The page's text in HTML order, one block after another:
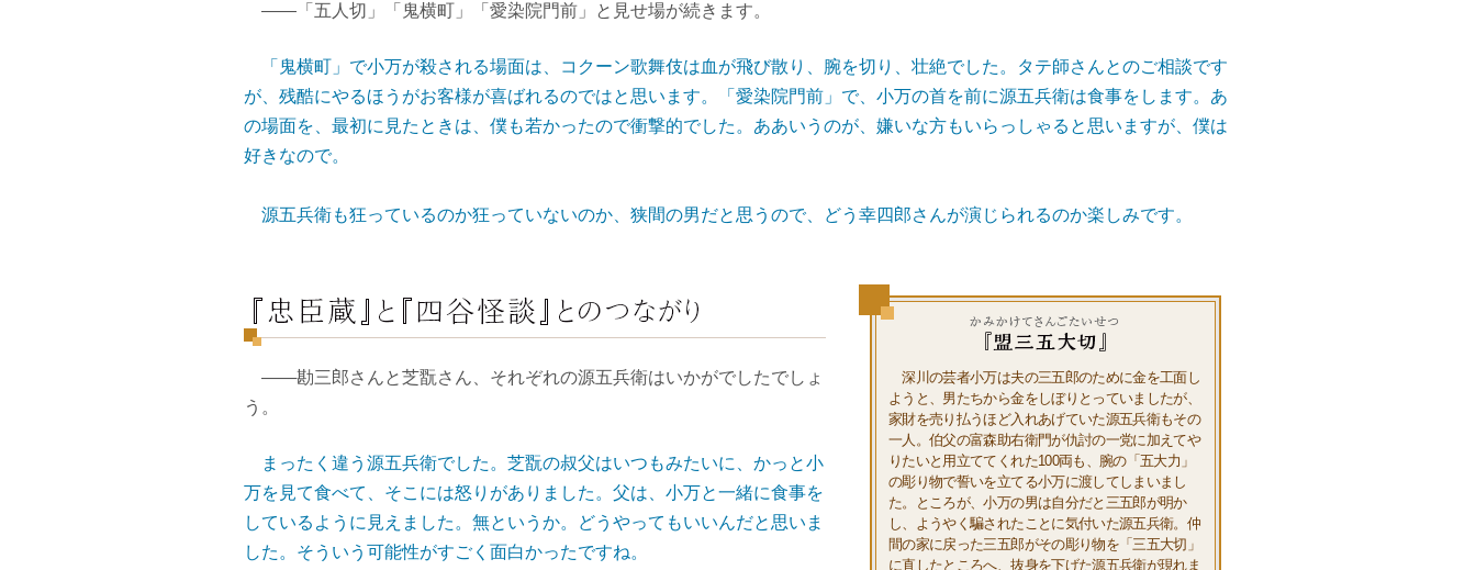
――「五人切」「鬼横町」「愛染院門前」と見せ場が続きます。
「鬼横町」で小万が殺される場面は、コクーン歌舞伎は血が飛び散り、腕を切り、壮絶でした。タテ師さんとのご相談です
が、残酷にやるほうがお客様が喜ばれるのではと思います。「愛染院門前」で、小万の首を前に源五兵衛は食事をします。あ
の場面を、最初に見たときは、僕も若かったので衝撃的でした。ああいうのが、嫌いな方もいらっしゃると思いますが、僕は
好きなので。
源五兵衛も狂っているのか狂っていないのか、狭間の男だと思うので、どう幸四郎さんが演じられるのか楽しみです。
深川の芸者小万は夫の三五郎のために金を工面し
ようと、男たちから金をしぼりとっていましたが、
家財を売り払うほど入れあげていた源五兵衛もその
一人。伯父の富森助右衛門が仇討の一党に加えてや
りたいと用立ててくれた100両も、腕の「五大力」
の彫り物で誓いを立てる小万に渡してしまいまし
た。ところが、小万の男は自分だと三五郎が明か
し、ようやく騙されたことに気付いた源五兵衛。仲
間の家に戻った三五郎がその彫り物を「三五大切」
に直したところへ、抜身を下げた源五兵衛が現れま
――勘三郎さんと芝翫さん、それぞれの源五兵衛はいかがでしたでしょ
う。
まったく違う源五兵衛でした。芝翫の叔父はいつもみたいに、かっと小
万を見て食べて、そこには怒りがありました。父は、小万と一緒に食事を
しているように見えました。無というか。どうやってもいいんだと思いま
した。そういう可能性がすごく面白かったですね。